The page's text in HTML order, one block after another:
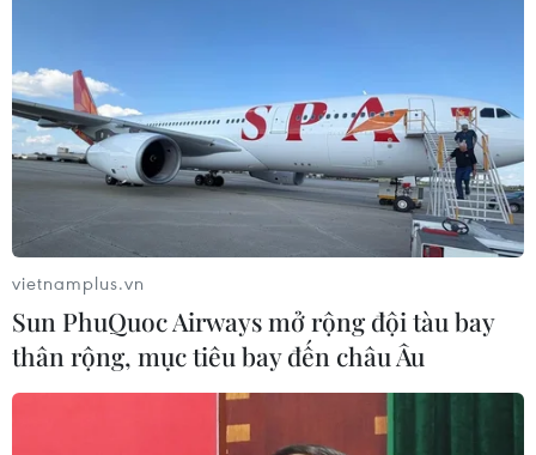
GMT, đạt 182,88 USD/cổ phiếu, giá trị vốn hóa vượt mốc
3.000 tỷ USD trước khi giảm nhẹ.
vietnamplus.vn
Sun PhuQuoc Airways mở rộng đội tàu bay
thân rộng, mục tiêu bay đến châu Âu